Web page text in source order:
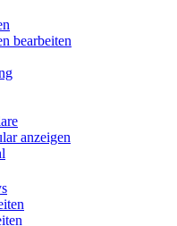
bearbeiten
anzeigen